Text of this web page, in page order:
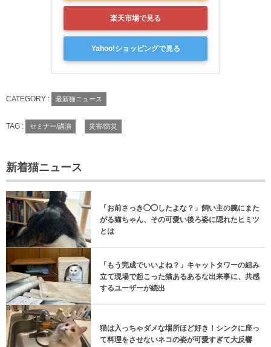
楽天市場で見る
Yahoo!ショッピングで見る
CATEGORY : 最新猫ニュース
TAG : セミナー/講演 災害/防災
新着猫ニュース
「お前さっき◯◯したよな？」飼い主の腕にまた
がる猫ちゃん、その可愛い後ろ姿に隠れたヒミツ
とは
「もう完成でいいよね？」キャットタワーの組み
立て現場で起こった猫あるあるな出来事に、共感
するユーザーが続出
猫は入っちゃダメな場所ほど好き！シンクに座っ
て料理をさせないネコの姿が可愛すぎて大反響